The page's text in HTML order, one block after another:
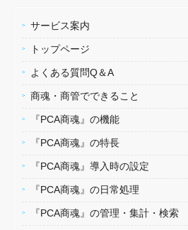
サービス案内
トップページ
よくある質問Q＆A
商魂・商管でできること
『PCA商魂』の機能
『PCA商魂』の特長
『PCA商魂』導入時の設定
『PCA商魂』の日常処理
『PCA商魂』の管理・集計・検索